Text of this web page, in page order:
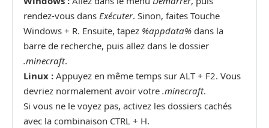
rendez-vous dans Exécuter. Sinon, faites Touche
Windows + R. Ensuite, tapez %appdata% dans la
barre de recherche, puis allez dans le dossier
.minecraft.
Linux : Appuyez en même temps sur ALT + F2. Vous
devriez normalement avoir votre .minecraft.
Si vous ne le voyez pas, activez les dossiers cachés
avec la combinaison CTRL + H.